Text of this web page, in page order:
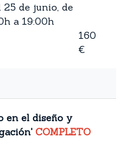
25 de junio, de
a 19:00h
160
€
en el diseño y
COMPLETO